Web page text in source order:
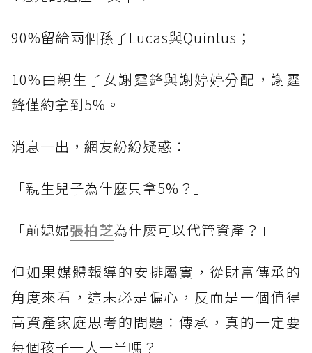
90%留給兩個孫子Lucas與Quintus；
10%由親生子女謝霆鋒與謝婷婷分配，謝霆
鋒僅約拿到5%。
消息一出，網友紛紛疑惑：
「親生兒子為什麼只拿5%？」
「前媳婦張柏芝為什麼可以代管資產？」
但如果媒體報導的安排屬實，從財富傳承的
角度來看，這未必是偏心，反而是一個值得
高資產家庭思考的問題：傳承，真的一定要
每個孩子一人一半嗎？